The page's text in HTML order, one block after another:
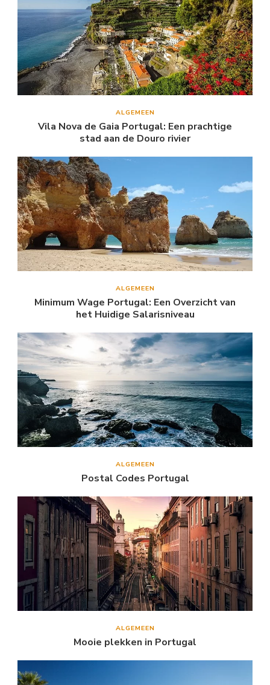
ALGEMEEN
Vila Nova de Gaia Portugal: Een prachtige
stad aan de Douro rivier
ALGEMEEN
Minimum Wage Portugal: Een Overzicht van
het Huidige Salarisniveau
ALGEMEEN
Postal Codes Portugal
ALGEMEEN
Mooie plekken in Portugal